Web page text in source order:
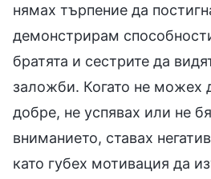
нямах търпение да
демонстрирам
братята и сестрите да
заложби. Когато не можех
добре, не успявах или не
вниманието, ставах
като губех мотивация да